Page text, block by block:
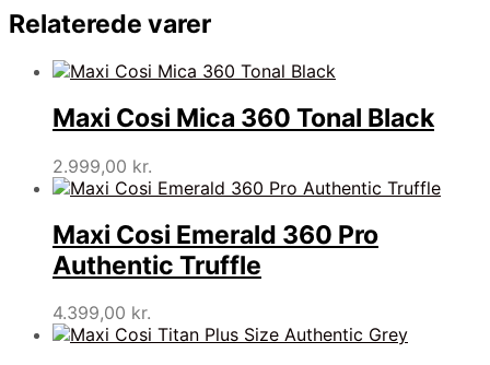
Relaterede varer
Maxi Cosi Mica 360 Tonal Black
2.999,00 kr.
Maxi Cosi Emerald 360 Pro
Authentic Truffle
4.399,00 kr.